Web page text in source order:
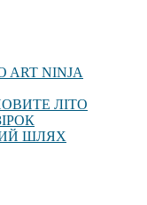
NINJA
ЛІТО
ШЛЯХ